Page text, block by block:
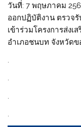
วันที่: 7 พฤษภาคม
ออกปฏิบัติงาน ตรวจรั
เข้าร่วมโครงการส่งเ
อำเภอชนบท จังหวัด
.
.
.
.